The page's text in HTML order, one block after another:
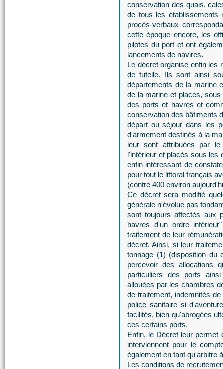
conservation des quais,
de tous les établissements
procès-verbaux
cette époque encore, les
pilotes du port et ont
lancements de navires.
Le décret organise enfin les
de tutelle. Ils sont ainsi
départements de la marine
de la marine et places,
des ports et havres et
conservation des bâtiments
départ ou séjour dans les
d'armement destinés à la
leur sont attribuées par
l'intérieur et placés sous les
enfin intéressant de
pour tout le littoral français
(contre 400 environ
Ce décret sera modifié
générale n'évolue pas
sont toujours affectés aux
havres d'un ordre
traitement de leur
décret. Ainsi, si leur
tonnage (1) (disposition du
percevoir des allocations
particuliers des ports
allouées par les chambres
de traitement, indemnités
police sanitaire si
facilités, bien qu'abrogées
ces certains ports.
Enfin, le Décret leur permet
interviennent pour le
également en tant qu'arbitre
Les conditions de